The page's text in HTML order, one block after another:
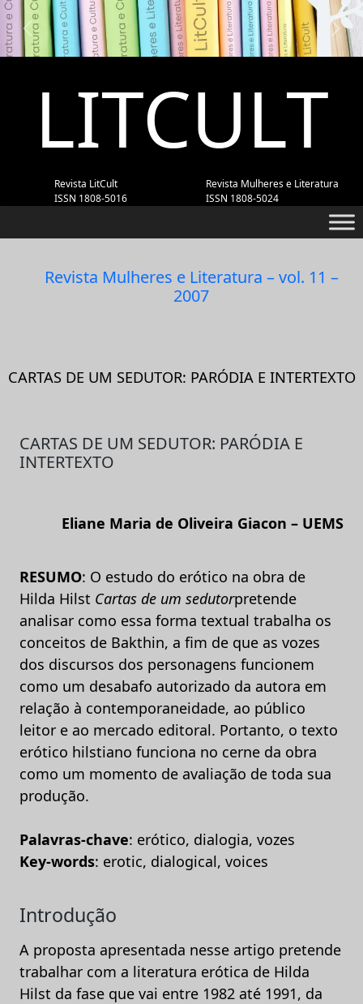
Previous Next
LITCULT
Revista LitCult
ISSN 1808-5016
Revista Mulheres e Literatura
ISSN 1808-5024
Revista Mulheres e Literatura – vol. 11 –
2007
CARTAS DE UM SEDUTOR: PARÓDIA E INTERTEXTO
CARTAS DE UM SEDUTOR: PARÓDIA E
INTERTEXTO
Eliane Maria de Oliveira Giacon – UEMS
RESUMO: O estudo do erótico na obra de
Hilda Hilst Cartas de um sedutorpretende
analisar como essa forma textual trabalha os
conceitos de Bakthin, a fim de que as vozes
dos discursos dos personagens funcionem
como um desabafo autorizado da autora em
relação à contemporaneidade, ao público
leitor e ao mercado editoral. Portanto, o texto
erótico hilstiano funciona no cerne da obra
como um momento de avaliação de toda sua
produção.
Palavras-chave: erótico, dialogia, vozes
Key-words: erotic, dialogical, voices
Introdução
A proposta apresentada nesse artigo pretende
trabalhar com a literatura erótica de Hilda
Hilst da fase que vai entre 1982 até 1991, da